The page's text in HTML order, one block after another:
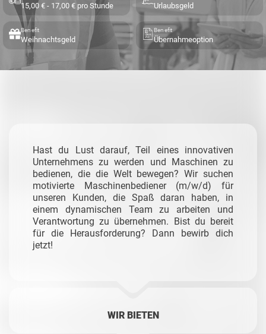
15,00 € - 17,00 € pro Stunde Urlaubsgeld
Benefit
Weihnachtsgeld
Benefit
Übernahmeoption
Hast du Lust darauf, Teil eines innovativen
Unternehmens zu werden und Maschinen zu
bedienen, die die Welt bewegen? Wir suchen
motivierte Maschinenbediener (m/w/d) für
unseren Kunden, die Spaß daran haben, in
einem dynamischen Team zu arbeiten und
Verantwortung zu übernehmen. Bist du bereit
für die Herausforderung? Dann bewirb dich
jetzt!
WIR BIETEN